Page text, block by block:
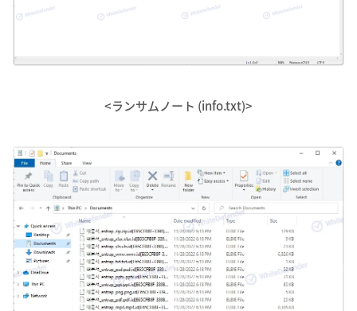
<ランサムノート (info.txt)>